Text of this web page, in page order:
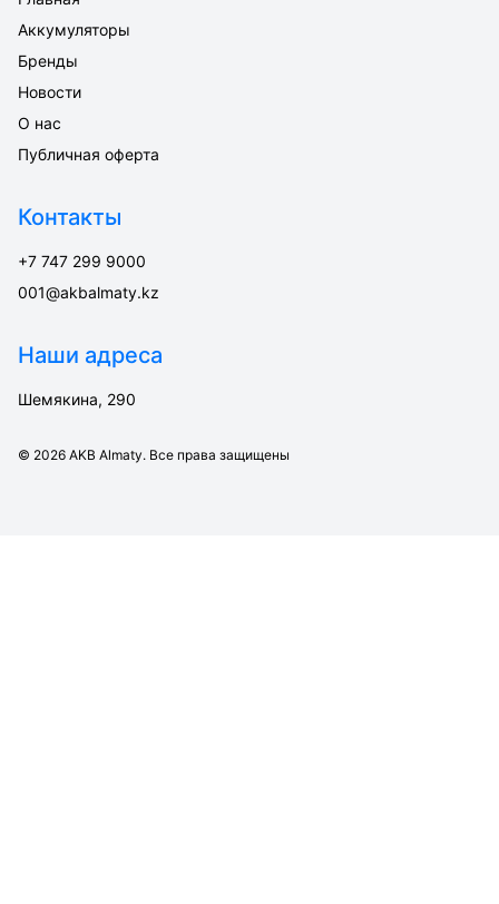
Аккумуляторы
Бренды
Новости
О нас
Публичная оферта
Контакты
+7 747 299 9000
001@akbalmaty.kz
Наши адреса
Шемякина, 290
© 2026 AKB Almaty. Все права защищены